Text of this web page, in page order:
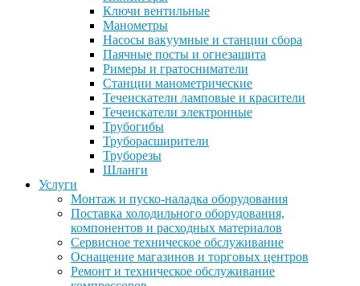
Ключи вентильные
Манометры
Насосы вакуумные и станции сбора
Паячные посты и огнезащита
Римеры и гратосниматели
Станции манометрические
Течеискатели ламповые и красители
Течеискатели электронные
Трубогибы
Труборасширители
Труборезы
Шланги
Услуги
Монтаж и пуско-наладка оборудования
Поставка холодильного оборудования,
компонентов и расходных материалов
Сервисное техническое обслуживание
Оснащение магазинов и торговых центров
Ремонт и техническое обслуживание